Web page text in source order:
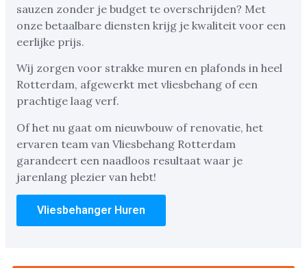
sauzen zonder je budget te overschrijden? Met
onze betaalbare diensten krijg je kwaliteit voor een
eerlijke prijs.
Wij zorgen voor strakke muren en plafonds in heel
Rotterdam, afgewerkt met vliesbehang of een
prachtige laag verf.
Of het nu gaat om nieuwbouw of renovatie, het
ervaren team van Vliesbehang Rotterdam
garandeert een naadloos resultaat waar je
jarenlang plezier van hebt!
Vliesbehanger Huren